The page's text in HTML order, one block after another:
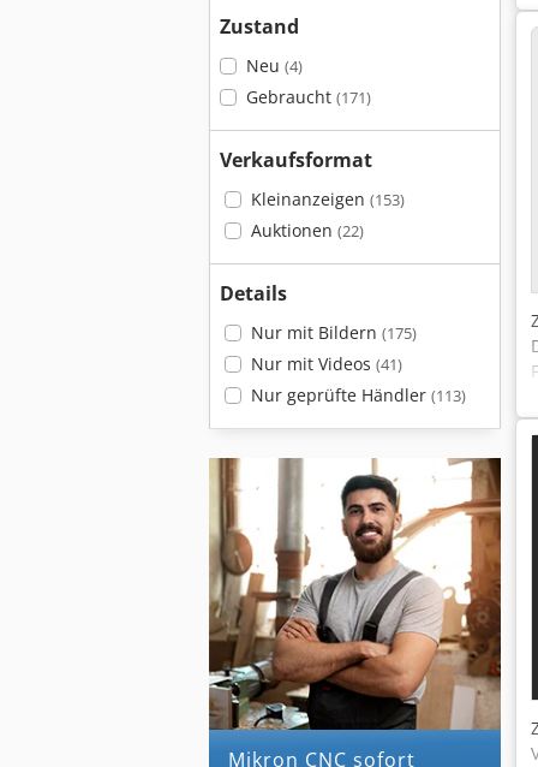
Zustand
Neu (4)
Gebraucht (171)
Verkaufsformat
Kleinanzeigen (153)
Auktionen (22)
Details
Nur mit Bildern (175)
Nur mit Videos (41)
Nur geprüfte Händler (113)
Mikron CNC sofort